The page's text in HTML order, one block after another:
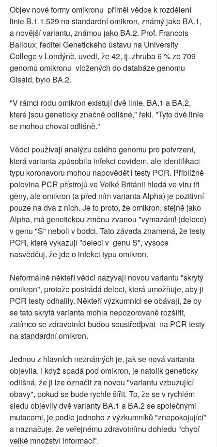
Objev nové formy omikronu přiměl vědce k rozdělení
linie B.1.1.529 na standardní omikron, známý jako BA.1,
a novější variantu, známou jako BA.2. Prof. Francois
Balloux, ředitel Genetického ústavu na University
College v Londýně, uvedl, že 42, tj. zhruba 6 % ze 709
genomů omikronu vložených do databáze genomu
Gisaid, bylo BA.2.
"V rámci rodu omikron existují dvě linie, BA.1 a BA.2,
které jsou geneticky značně odlišné," řekl. "Tyto dvě linie
se mohou chovat odlišně."
Vědci používají analýzu celého genomu pro potvrzení,
která varianta způsobila infekci covidem, ale identifikaci
typu koronavoru mohou napovědět i testy PCR. Přibližně
polovina PCR přístrojů ve Velké Británii hledá ve viru tři
geny, ale omikron (a před ním varianta Alpha) je pozitivní
pouze na dva z nich. Je to proto, že omikron, stejně jako
Alpha, má genetickou změnu zvanou "vymazání! (delece)
v genu "S" neboli v bodci. Tato závada znamená, že testy
PCR, které vykazují "deleci v genu S", vysoce
nasvědčuj, že jde o infekci typu omikron.
Neformálně někteří vědci nazývají novou variantu "skrytý
omikron", protože postrádá deleci, která umožňuje, aby ji
PCR testy odhalily. Někteří výzkumníci se obávají, že by
se tato skrytá varianta mohla nepozorovaně rozšířit,
zatímco se zdravotníci budou soustřeďpvat na PCR testy
na standardní omikron.
Jednou z hlavních neznámých je, jak se nová varianta
objevila. I když spadá pod omikron, je natolik geneticky
odlišná, že ji lze označit za novou "variantu vzbuzující
obavy", pokud se bude rychle šířit. To, že se v rychlém
sledu objevily dvě varianty BA.1 a BA.2 se společnými
mutacemi, je podle jednoho z výzkumníků "znepokojující"
a naznačuje, že veřejnému zdravotnímu dohledu "chybí
velké množství informací".